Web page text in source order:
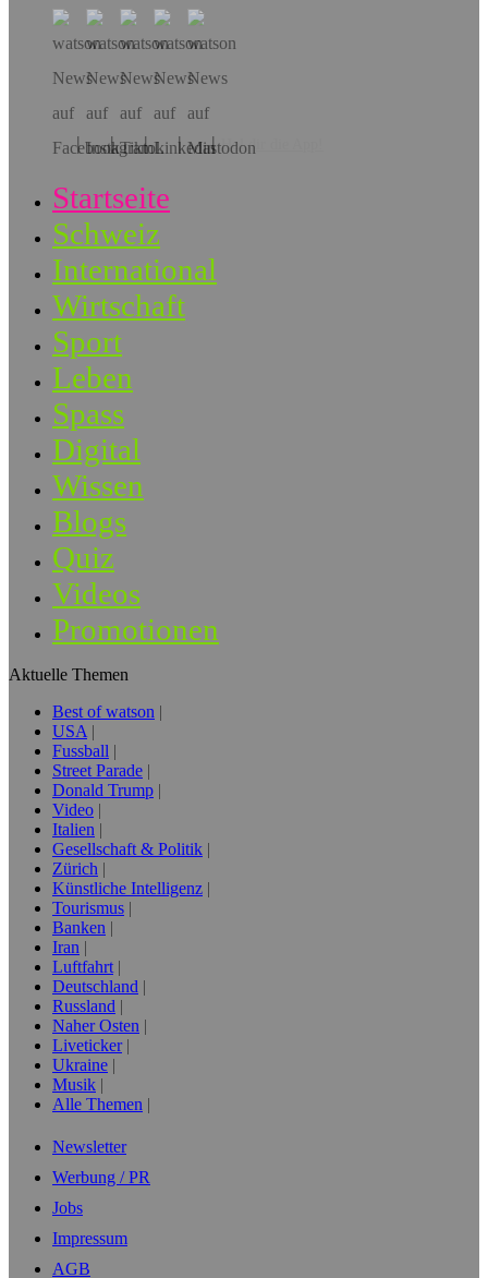
Hol dir die App!
Startseite
Schweiz
International
Wirtschaft
Sport
Leben
Spass
Digital
Wissen
Blogs
Quiz
Videos
Promotionen
Aktuelle Themen
Best of watson
USA
Fussball
Street Parade
Donald Trump
Video
Italien
Gesellschaft & Politik
Zürich
Künstliche Intelligenz
Tourismus
Banken
Iran
Luftfahrt
Deutschland
Russland
Naher Osten
Liveticker
Ukraine
Musik
Alle Themen
Newsletter
Werbung / PR
Jobs
Impressum
AGB